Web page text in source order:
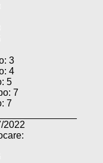
3
4
5
7
7
2022